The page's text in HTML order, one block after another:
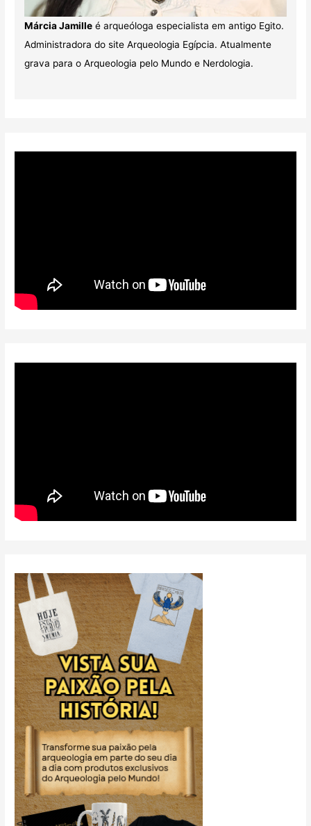
Márcia Jamilleé arqueóloga especialista em antigo Egito.
Administradora do site Arqueologia Egípcia. Atualmente
grava para o Arqueologia pelo Mundo e Nerdologia.